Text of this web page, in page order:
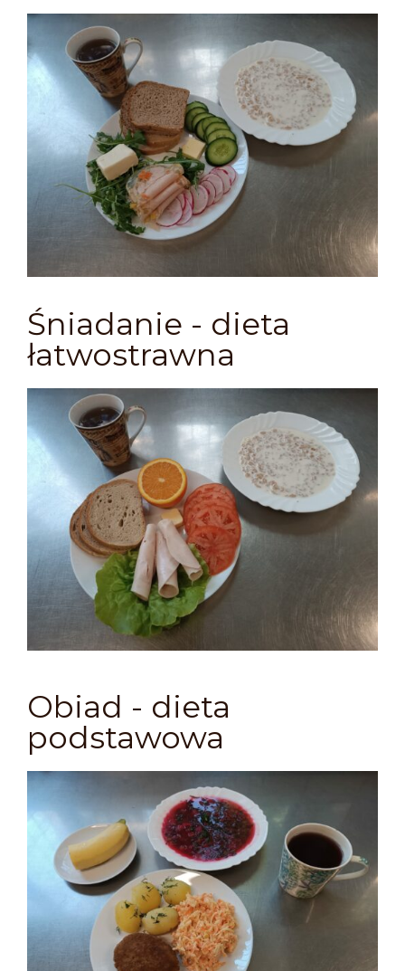
Śniadanie - dieta
łatwostrawna
Obiad - dieta
podstawowa